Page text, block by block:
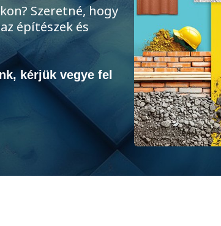
Szeretné, hogy
építészek és
kérjük vegye fel